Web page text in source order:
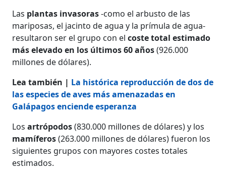
Las plantas invasoras-como el arbusto de las
mariposas, el jacinto de agua y la prímula de agua-
resultaron ser el grupo con elcoste total estimado
más elevado en los últimos 60 años(926.000
millones de dólares).
Lea también | La histórica reproducción de dos de
las especies de aves más amenazadas en
Galápagos enciende esperanza
Losartrópodos(830.000 millones de dólares) y los
mamíferos(263.000 millones de dólares) fueron los
siguientes grupos con mayores costes totales
estimados.